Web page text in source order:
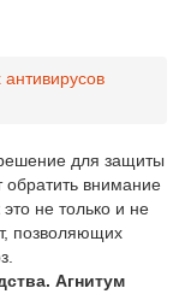
для защиты
обратить внимание
не только и не
позволяющих
Агнитум